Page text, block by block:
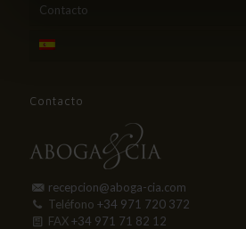
Contacto
Contacto
recepcion@aboga-cia.com
Teléfono+34 971 720 372
FAX+34 971 71 82 12